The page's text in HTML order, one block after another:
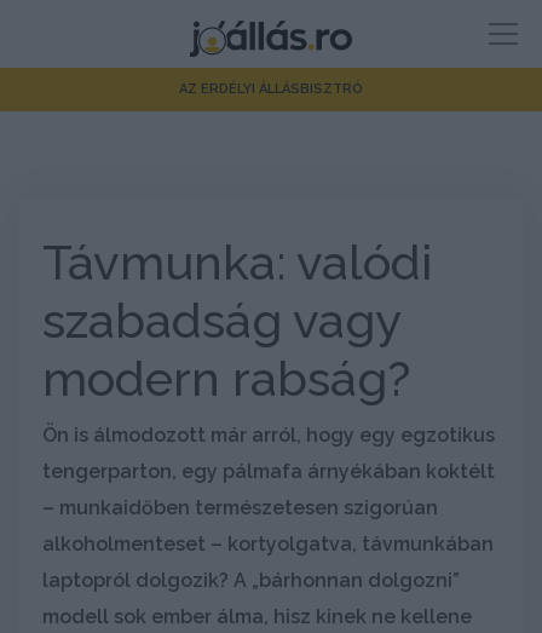
AZ ERDÉLYI ÁLLÁSBISZTRÓ
Távmunka: valódi
szabadság vagy
modern rabság?
Ön is álmodozott már arról, hogy egy egzotikus
tengerparton, egy pálmafa árnyékában koktélt
– munkaidőben természetesen szigorúan
alkoholmenteset – kortyolgatva, távmunkában
laptopról dolgozik? A „bárhonnan dolgozni”
modell sok ember álma, hisz kinek ne kellene